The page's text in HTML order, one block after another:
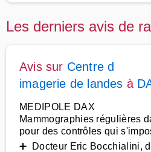
Les derniers avis de
Avis sur Centre d
imagerie de landes à
MEDIPOLE DAX
Mammographies régulières
pour des contrôles qui
➕ Docteur Eric Bocchialini,